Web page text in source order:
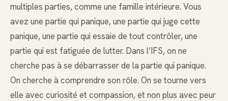
multiples parties, comme une famille intérieure. Vous
avez une partie qui panique, une partie qui juge cette
panique, une partie qui essaie de tout contrôler, une
partie qui est fatiguée de lutter. Dans l’IFS, on ne
cherche pas à se débarrasser de la partie qui panique.
On cherche à comprendre son rôle. On se tourne vers
elle avec curiosité et compassion, et non plus avec peur